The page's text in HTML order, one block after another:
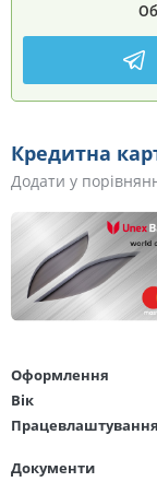
Кредитна
Додати у
Оформлення
Вік
Працевлаштування
Документи